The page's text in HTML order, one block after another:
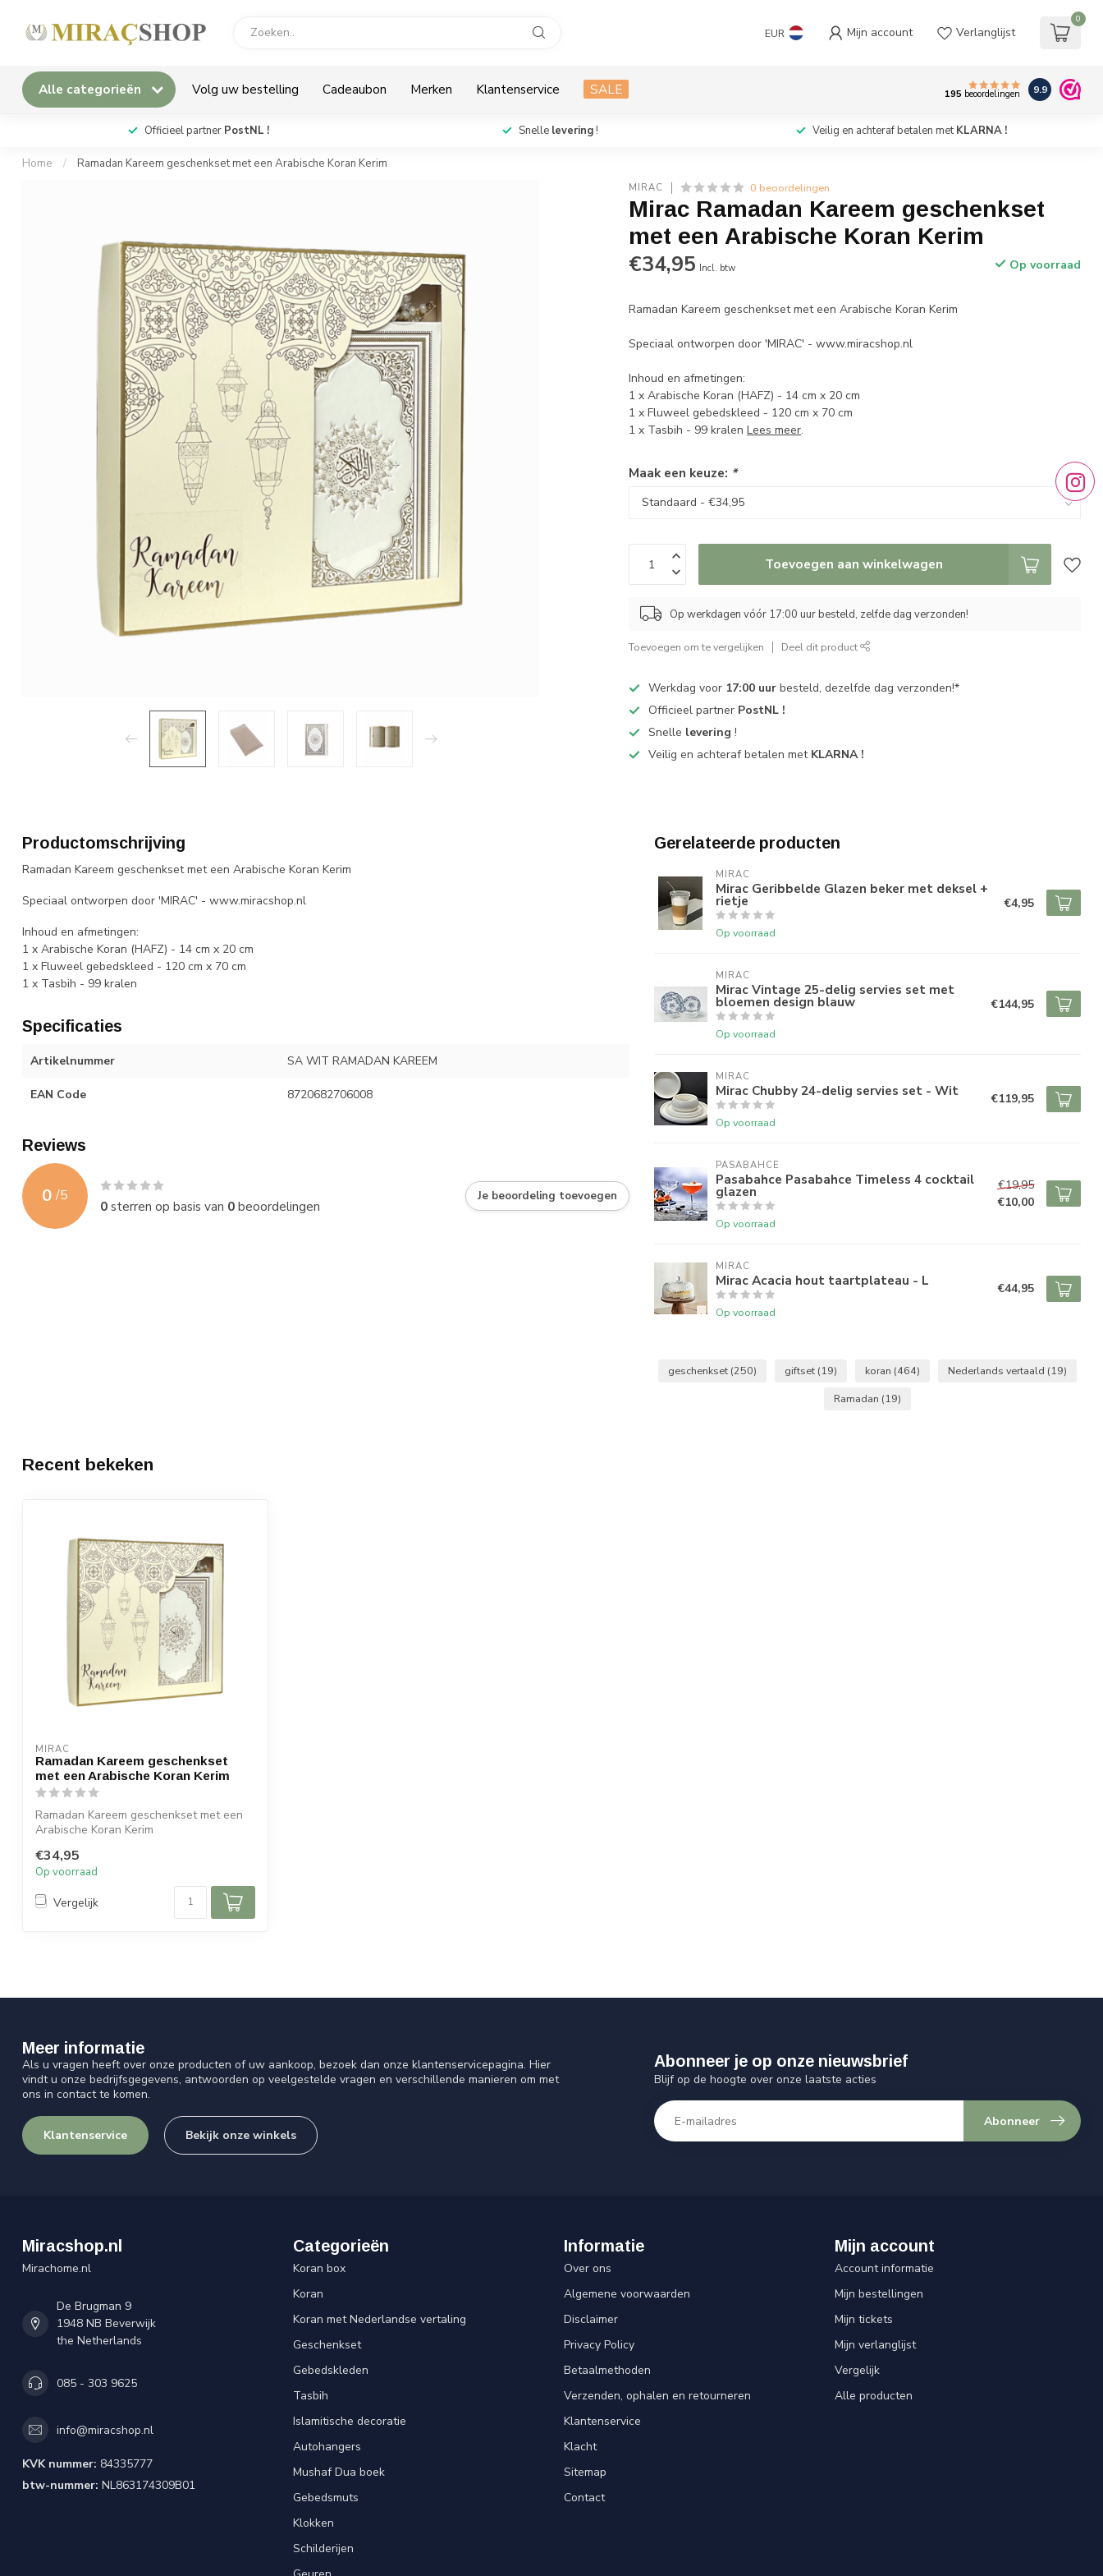
EUR Mijn account Verlanglijst
0
Alle categorieën Volg uw bestelling Cadeaubon Merken Klantenservice SALE 195 beoordelingen 9.9
Officieel partner PostNL ! Snelle levering! Veilig en achteraf betalen met KLARNA !
Home / Ramadan Kareem geschenkset met een Arabische Koran Kerim
MIRAC 0 beoordelingen
Mirac Ramadan Kareem geschenkset
met een Arabische Koran Kerim
€34,95 Incl. btw Op voorraad
Ramadan Kareem geschenkset met een Arabische Koran Kerim
Speciaal ontworpen door 'MIRAC' - www.miracshop.nl
Inhoud en afmetingen:
1 x Arabische Koran (HAFZ) - 14 cm x 20 cm
1 x Fluweel gebedskleed - 120 cm x 70 cm
1 x Tasbih - 99 kralenLees meer.
Maak een keuze: *
Toevoegen aan winkelwagen
Op werkdagen vóór 17:00 uur besteld, zelfde dag verzonden!
Toevoegen om te vergelijken Deel dit product
Werkdag voor 17:00 uur besteld, dezelfde dag verzonden!*
Officieel partner PostNL !
Snelle levering !
Veilig en achteraf betalen met KLARNA !
Productomschrijving
Ramadan Kareem geschenkset met een Arabische Koran Kerim
Speciaal ontworpen door 'MIRAC' - www.miracshop.nl
Inhoud en afmetingen:
1 x Arabische Koran (HAFZ) - 14 cm x 20 cm
1 x Fluweel gebedskleed - 120 cm x 70 cm
1 x Tasbih - 99 kralen
Specificaties
Artikelnummer SA WIT RAMADAN KAREEM
EAN Code 8720682706008
Reviews
0 /5
0sterren op basis van 0beoordelingen
Je beoordeling toevoegen
Gerelateerde producten
MIRAC
Mirac Geribbelde Glazen beker met deksel +
rietje
Op voorraad
€4,95
MIRAC
Mirac Vintage 25-delig servies set met
bloemen design blauw
Op voorraad
€144,95
MIRAC
Mirac Chubby 24-delig servies set - Wit
Op voorraad
€119,95
PASABAHCE
Pasabahce Pasabahce Timeless 4 cocktail
glazen
Op voorraad
€19,95
€10,00
MIRAC
Mirac Acacia hout taartplateau - L
Op voorraad
€44,95
geschenkset (250) giftset (19) koran (464) Nederlands vertaald (19)
Ramadan (19)
Recent bekeken
MIRAC
Ramadan Kareem geschenkset
met een Arabische Koran Kerim
Ramadan Kareem geschenkset met een
Arabische Koran Kerim
Speciaal ontworpen d...
€34,95
Op voorraad
Vergelijk
Meer informatie
Als u vragen heeft over onze producten of uw aankoop, bezoek dan onze klantenservicepagina. Hier
vindt u onze bedrijfsgegevens, antwoorden op veelgestelde vragen en verschillende manieren om met
ons in contact te komen.
Klantenservice Bekijk onze winkels
Abonneer je op onze nieuwsbrief
Blijf op de hoogte over onze laatste acties
Abonneer
Miracshop.nl
Mirachome.nl
De Brugman 9
1948 NB Beverwijk
the Netherlands
085 - 303 9625
info@miracshop.nl
KVK nummer: 84335777
btw-nummer: NL863174309B01
Categorieën
Koran box
Koran
Koran met Nederlandse vertaling
Geschenkset
Gebedskleden
Tasbih
Islamitische decoratie
Autohangers
Mushaf Dua boek
Gebedsmuts
Klokken
Schilderijen
Informatie
Over ons
Algemene voorwaarden
Disclaimer
Privacy Policy
Betaalmethoden
Verzenden, ophalen en retourneren
Klantenservice
Klacht
Sitemap
Contact
Mijn account
Account informatie
Mijn bestellingen
Mijn tickets
Mijn verlanglijst
Vergelijk
Alle producten